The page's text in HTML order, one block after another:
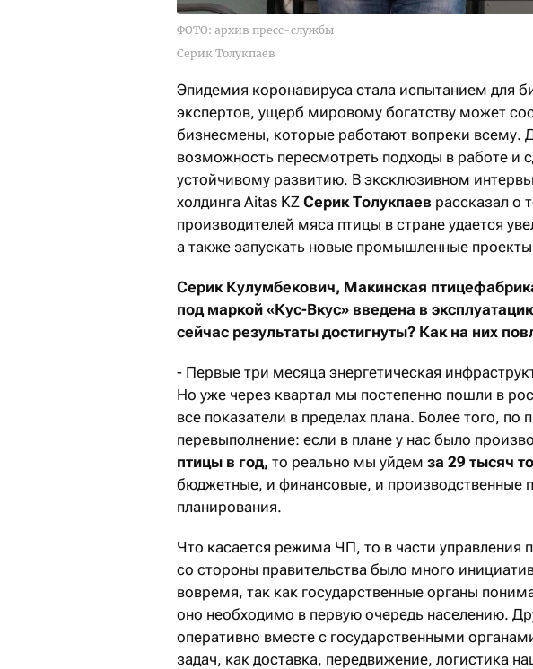
ФОТО: архив пресс-службы
Серик Толукпаев
Эпидемия коронавируса стала испытанием для
экспертов, ущерб мировому богатству может
бизнесмены, которые работают вопреки всему.
возможность пересмотреть подходы в работе и
устойчивому развитию. В эксклюзивном
холдинга Aitas KZ Серик Толукпаев рассказал о
производителей мяса птицы в стране удается
а также запускать новые промышленные
Серик Кулумбекович, Макинская
под маркой «Кус-Вкус» введена в
сейчас результаты достигнуты? Как на них
- Первые три месяца энергетическая
Но уже через квартал мы постепенно пошли в
все показатели в пределах плана. Более того, по
перевыполнение: если в плане у нас было
птицы в год, то реально мы уйдем за 29 тысяч
бюджетные, и финансовые, и производственные
планирования.
Что касается режима ЧП, то в части
со стороны правительства было много
вовремя, так как государственные органы
оно необходимо в первую очередь населению.
оперативно вместе с государственными
задач, как доставка, передвижение, логистика